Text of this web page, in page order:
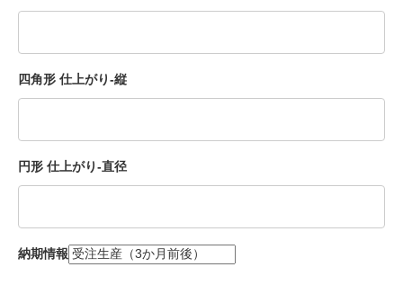
四角形 仕上がり-縦
円形 仕上がり-直径
納期情報